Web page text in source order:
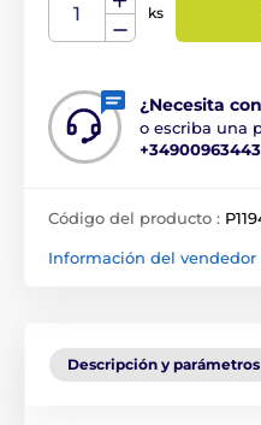
ks
¿Necesita
o escriba una
+34900963443
Código del producto :
Información del vendedor
Descripción y parámetros